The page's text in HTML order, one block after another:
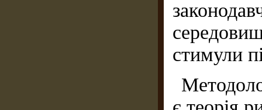
стимули